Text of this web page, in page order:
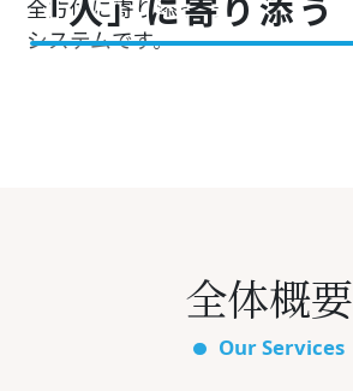
全方位に寄り添った
システムです。
全体概要
Our Services